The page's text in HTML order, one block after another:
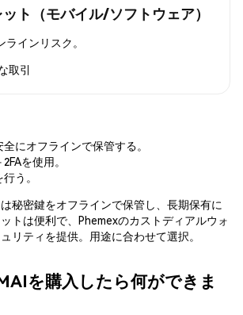
ト（モバイル/ソフトウェア）
インリスク。
取引
にオフラインで保管する。
を使用。
う。
秘密鍵をオフラインで保管し、長期保有に
トは便利で、Phemexのカストディアルウォ
リティを提供。用途に合わせて選択。
を購入したら何ができま